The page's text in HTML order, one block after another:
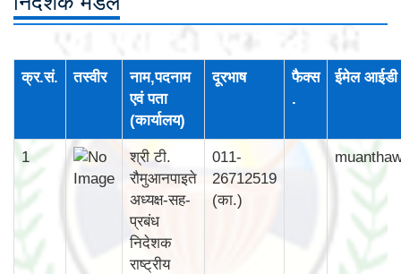
क्र.सं. तस्वीर
नाम,पदनाम
एवं पता
(कार्यालय)
दूरभाष
फैक्स
.
ईमेल आईडी
1
श्री टी.
रौमुआनपाइते
अध्यक्ष-सह-
प्रबंध
निदेशक
राष्ट्रीय
011-
26712519
(का.)